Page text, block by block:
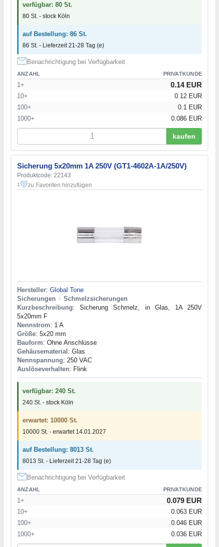
verfügbar: 80 St.
80 St. - stock Köln
auf Bestellung: 86 St.
86 St. - Lieferzeit 21-28 Tag (e)
Benachrichtigung bei Verfügbarkeit
ANZAHL PRIVATKUNDE
1+ 0.14 EUR
10+
0.12 EUR
100+
0.1 EUR
1000+
0.086 EUR
kaufen
Sicherung 5x20mm 1A 250V (GT1-4602A-1A/250V)
Produktcode: 22143
1 zu Favoriten hinzufügen
Hersteller: Global Tone
Sicherungen > Schmelzsicherungen
Kurzbeschreibung: Sicherung Schmelz, in Glas, 1A 250V
5x20mm F
Nennstrom: 1 A
Größe: 5x20 mm
Bauform: Ohne Anschlüsse
Gehäusematerial: Glas
Nennspannung: 250 VAC
Auslöseverhalten: Flink
verfügbar: 240 St.
240 St. - stock Köln
erwartet: 10000 St.
10000 St. - erwartet 14.01.2027
auf Bestellung: 8013 St.
8013 St. - Lieferzeit 21-28 Tag (e)
Benachrichtigung bei Verfügbarkeit
ANZAHL PRIVATKUNDE
1+ 0.079 EUR
10+
0.063 EUR
100+
0.046 EUR
1000+
0.036 EUR